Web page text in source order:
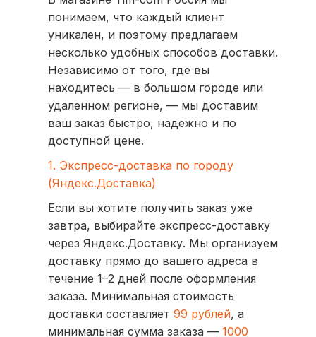
понимаем, что каждый клиент
уникален, и поэтому предлагаем
несколько удобных способов доставки.
Независимо от того, где вы
находитесь — в большом городе или
удаленном регионе, — мы доставим
ваш заказ быстро, надежно и по
доступной цене.
1. Экспресс-доставка по городу
(Яндекс.Доставка)
Если вы хотите получить заказ уже
завтра, выбирайте экспресс-доставку
через Яндекс.Доставку. Мы организуем
доставку прямо до вашего адреса в
течение 1–2 дней после оформления
заказа. Минимальная стоимость
доставки составляет 99 рублей, а
минимальная сумма заказа — 1000